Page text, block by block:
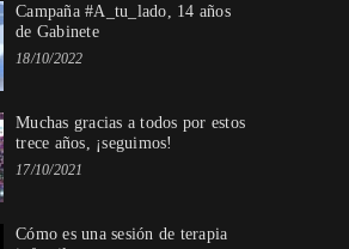
Campaña #A_tu_lado, 14 años
de Gabinete
18/10/2022
Muchas gracias a todos por estos
trece años, ¡seguimos!
17/10/2021
Cómo es una sesión de terapia